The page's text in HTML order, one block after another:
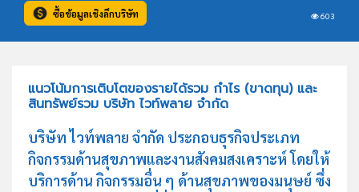
603
ซื้อข้อมูลเชิงลึกบริษัท
แนวโน้มการเติบโตของรายได้รวม กำไร (ขาดทุน) และ
สินทรัพย์รวม บริษัท ไวท์พลาย จำกัด
บริษัท ไวท์พลาย จำกัด ประกอบธุรกิจประเภท
กิจกรรมด้านสุขภาพและงานสังคมสงเคราะห์ โดยให้
บริการด้าน กิจกรรมอื่น ๆ ด้านสุขภาพของมนุษย์ ซึ่ง